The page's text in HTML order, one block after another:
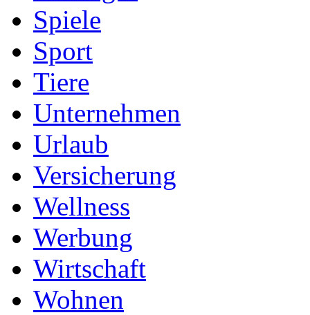
Spiele
Sport
Tiere
Unternehmen
Urlaub
Versicherung
Wellness
Werbung
Wirtschaft
Wohnen